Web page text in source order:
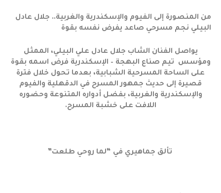
من المنصورة إلى الفيوم والإسكندرية والغربية.. جلال عادل
البيلي نجم مسرحي صاعد يفرض نفسه بقوة
يواصل الفنان الشاب جلال عادل علي البيلي، الممثل
ومؤسس تيم صناع البهجة – الإسكندرية فرض اسمه بقوة
على الساحة المسرحية الشبابية، بعدما تحول خلال فترة
قصيرة إلى حديث جمهور المسرح في الدقهلية والفيوم
والإسكندرية والغربية، بفضل أدواره المتنوعة وحضوره
اللافت على خشبة المسرح.
تألق جماهيري في “لما روحي طلعت”